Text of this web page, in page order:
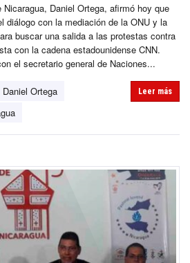
Daniel Ortega, afirmó hoy que
diálogo con la mediación de la ONU y la
buscar una salida a las protestas contra
con la cadena estadounidense CNN.
el secretario general de Naciones...
Daniel Ortega
Leer más